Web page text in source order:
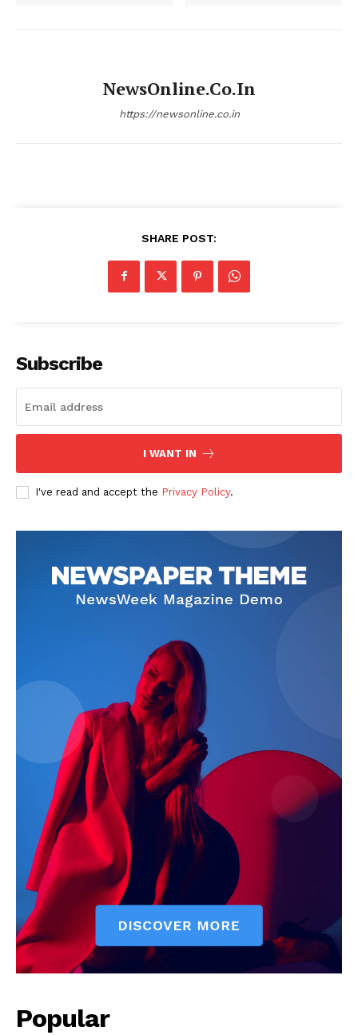
NewsOnline.co.in
https://newsonline.co.in
SHARE POST:
Subscribe
I WANT IN
I've read and accept the Privacy Policy.
Popular